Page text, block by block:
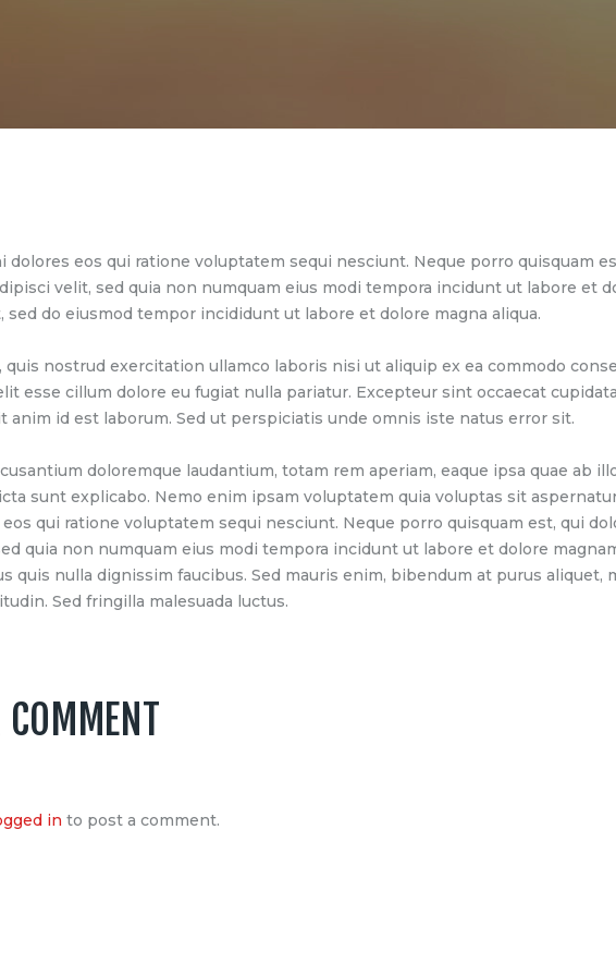
BLOG
dolores eos qui ratione voluptatem sequi nesciunt. Neque porro quisquam
velit, sed quia non numquam eius modi tempora incidunt ut labore et
sed do eiusmod tempor incididunt ut labore et dolore magna aliqua.
quis nostrud exercitation ullamco laboris nisi ut aliquip ex ea commodo
esse cillum dolore eu fugiat nulla pariatur. Excepteur sint occaecat
anim id est laborum. Sed ut perspiciatis unde omnis iste natus error sit.
doloremque laudantium, totam rem aperiam, eaque ipsa quae ab
sunt explicabo. Nemo enim ipsam voluptatem quia voluptas sit
qui ratione voluptatem sequi nesciunt. Neque porro quisquam est, qui
quia non numquam eius modi tempora incidunt ut labore et dolore
quis nulla dignissim faucibus. Sed mauris enim, bibendum at purus aliquet,
Sed fringilla malesuada luctus.
COMMENT
in to post a comment.